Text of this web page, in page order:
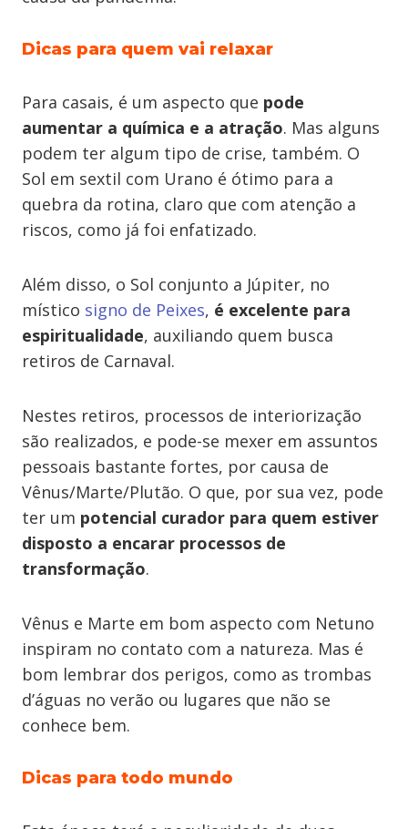
Dicas para quem vai relaxar
Para casais, é um aspecto que pode
aumentar a química e a atração. Mas alguns
podem ter algum tipo de crise, também. O
Sol em sextil com Urano é ótimo para a
quebra da rotina, claro que com atenção a
riscos, como já foi enfatizado.
Além disso, o Sol conjunto a Júpiter, no
místico signo de Peixes, é excelente para
espiritualidade, auxiliando quem busca
retiros de Carnaval.
Nestes retiros, processos de interiorização
são realizados, e pode-se mexer em assuntos
pessoais bastante fortes, por causa de
Vênus/Marte/Plutão. O que, por sua vez, pode
ter um potencial curador para quem estiver
disposto a encarar processos de
transformação.
Vênus e Marte em bom aspecto com Netuno
inspiram no contato com a natureza. Mas é
bom lembrar dos perigos, como as trombas
d’águas no verão ou lugares que não se
conhece bem.
Dicas para todo mundo